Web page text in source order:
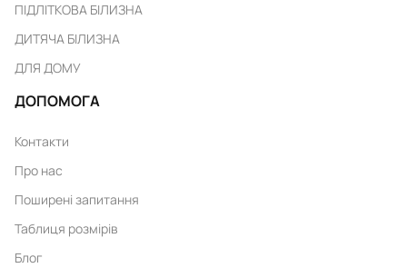
ПІДЛІТКОВА БІЛИЗНА
ДИТЯЧА БІЛИЗНА
ДЛЯ ДОМУ
ДОПОМОГА
Контакти
Про нас
Поширені запитання
Таблиця розмірів
Блог